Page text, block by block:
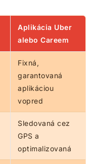
Aplikácia Uber
alebo Careem
Fixná,
garantovaná
aplikáciou
vopred
Sledovaná cez
GPS a
optimalizovaná